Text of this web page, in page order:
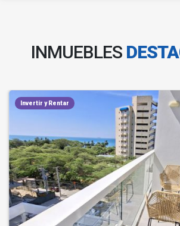
INMUEBLES
Invertir y Rentar